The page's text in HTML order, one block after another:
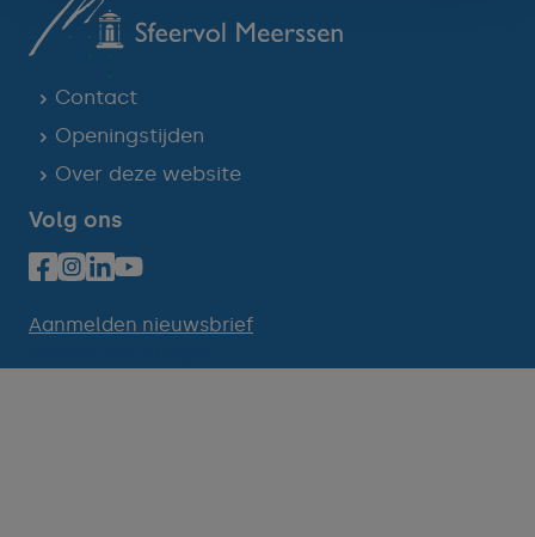
Contact
Openingstijden
Over deze website
Volg ons
Aanmelden nieuwsbrief